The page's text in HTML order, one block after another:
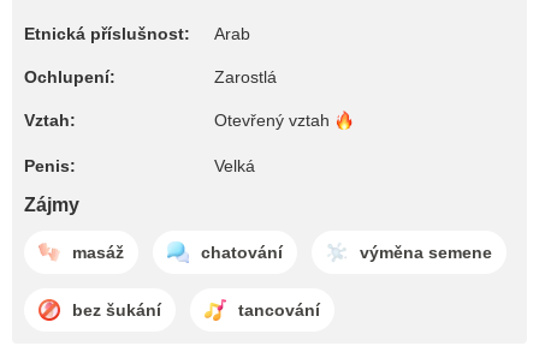
Etnická příslušnost: Arab
Ochlupení: Zarostlá
Vztah: Otevřený vztah
Penis: Velká
Zájmy
masáž chatování výměna semene
bez šukání tancování